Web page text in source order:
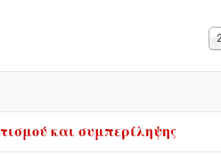
και συμπερίληψης